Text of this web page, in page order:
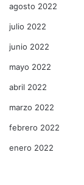
agosto 2022
julio 2022
junio 2022
mayo 2022
abril 2022
marzo 2022
febrero 2022
enero 2022